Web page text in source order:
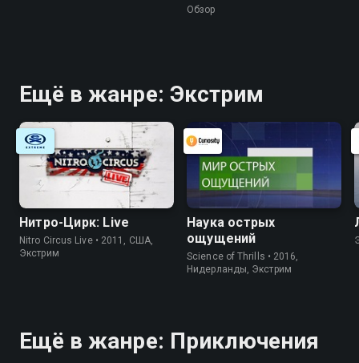
Обзор
Ещё в жанре: Экстрим
Нитро-Цирк: Live
Nitro Circus Live • 2011, США,
Экстрим
Наука острых
ощущений
Science of Thrills • 2016,
Нидерланды, Экстрим
Ещё в жанре: Приключения